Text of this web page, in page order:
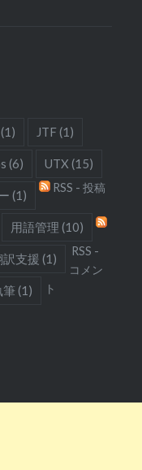
(1) JTF(1)
(6) UTX (15)
(1)
用語管理 (10)
訳支援 (1)
筆(1)
RSS - 投稿
RSS -
コメン
ト